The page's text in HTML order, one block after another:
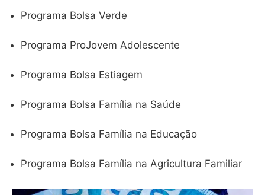
Programa Bolsa Verde
Programa ProJovem Adolescente
Programa Bolsa Estiagem
Programa Bolsa Família na Saúde
Programa Bolsa Família na Educação
Programa Bolsa Família na Agricultura Familiar